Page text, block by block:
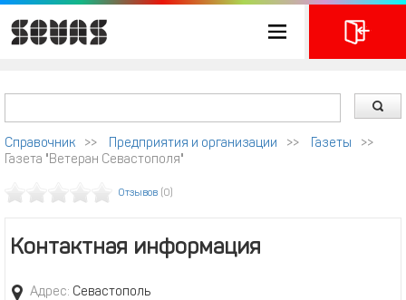
Справочник >> Предприятия и организации >> Газеты
>>
Газета "Ветеран Севастополя"
Отзывов (0)
Контактная информация
Адрес: Севастополь